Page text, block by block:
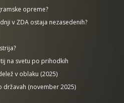
opreme?
v ZDA ostaja nezasedenih?
na svetu po prihodkih
v oblaku (2025)
(november 2025)